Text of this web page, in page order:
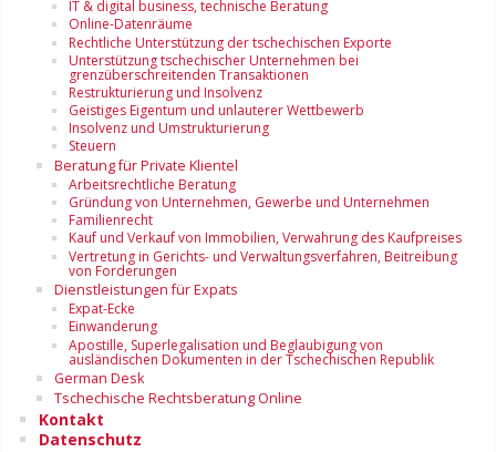
IT & digital business, technische Beratung
Online-Datenräume
Rechtliche Unterstützung der tschechischen Exporte
Unterstützung tschechischer Unternehmen bei
grenzüberschreitenden Transaktionen
Restrukturierung und Insolvenz
Geistiges Eigentum und unlauterer Wettbewerb
Insolvenz und Umstrukturierung
Steuern
Beratung für Private Klientel
Arbeitsrechtliche Beratung
Gründung von Unternehmen, Gewerbe und Unternehmen
Familienrecht
Kauf und Verkauf von Immobilien, Verwahrung des Kaufpreises
Vertretung in Gerichts- und Verwaltungsverfahren, Beitreibung
von Forderungen
Dienstleistungen für Expats
Expat-Ecke
Einwanderung
Apostille, Superlegalisation und Beglaubigung von
ausländischen Dokumenten in der Tschechischen Republik
German Desk
Tschechische Rechtsberatung Online
Kontakt
Datenschutz